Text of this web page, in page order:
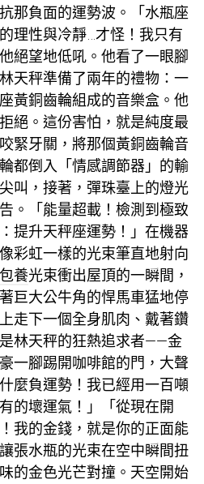
那負面的運勢波。「水瓶座
理性與冷靜…才怪！我只有
絕望地低吼。他看了一眼腳
天秤準備了兩年的禮物：一
黃銅齒輪組成的音樂盒。他
絕。這份害怕，就是純度最
緊牙關，將那個黃銅齒輪音
都倒入「情感調節器」的輸
叫，接著，彈珠臺上的燈光
。「能量超載！檢測到極致
提升天秤座運勢！」在機器
彩虹一樣的光束筆直地射向
養光束衝出屋頂的一瞬間，
巨大公牛角的悍馬車猛地停
走下一個全身肌肉、戴著鑽
林天秤的狂熱追求者——金
一腳踢開咖啡館的門，大聲
麼負運勢！我已經用一百噸
的壞運氣！」「從現在開
我的金錢，就是你的正面能
張水瓶的光束在空中瞬間扭
的金色光芒對撞。天空開始